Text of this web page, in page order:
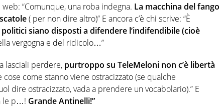
“Comunque, una roba indegna. La macchina del fango
( per non dire altro)” E ancora c’è chi scrive: “È
siano disposti a difendere l’indifendibile (cioè
vergogna e del ridicolo…”
lasciali perdere, purtroppo su TeleMeloni non c’è libertà
cose come stanno viene ostracizzato (se qualche
dire ostracizzato, vada a prendere un vocabolario).” E
le p…! Grande Antinelli!”